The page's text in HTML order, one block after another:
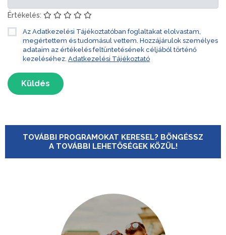
Értékelés:
Az Adatkezelési Tájékoztatóban foglaltakat elolvastam,
megértettem és tudomásul vettem. Hozzájárulok személyes
adataim az értékelés feltüntetésének céljából történő
kezeléséhez. Adatkezelési Tájékoztató
Küldés
TOVÁBBI PROGRAMOKAT KERESEL? BÖNGÉSSZ
A TOVÁBBI LEHETŐSÉGEK KÖZÜL!